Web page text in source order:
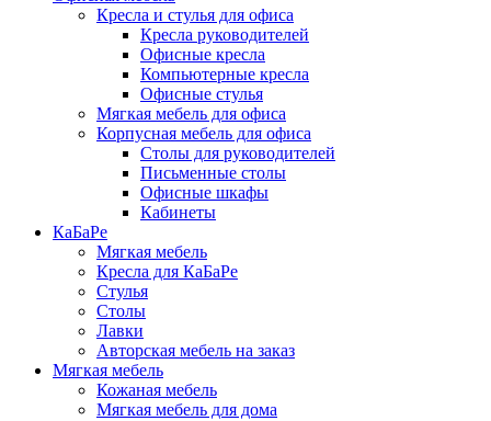
Кресла и стулья для офиса
Кресла руководителей
Офисные кресла
Компьютерные кресла
Офисные стулья
Мягкая мебель для офиса
Корпусная мебель для офиса
Столы для руководителей
Письменные столы
Офисные шкафы
Кабинеты
КаБаРе
Мягкая мебель
Кресла для КаБаРе
Стулья
Столы
Лавки
Авторская мебель на заказ
Мягкая мебель
Кожаная мебель
Мягкая мебель для дома